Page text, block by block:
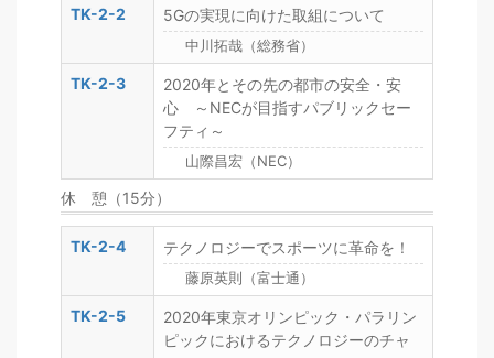
TK-2-2 5Gの実現に向けた取組について
中川拓哉（総務省）
TK-2-3
2020年とその先の都市の安全・安
心 ～NECが目指すパブリックセー
フティ～
山際昌宏（NEC）
休 憩（15分）
TK-2-4 テクノロジーでスポーツに革命を！
藤原英則（富士通）
TK-2-5
2020年東京オリンピック・パラリン
ピックにおけるテクノロジーのチャ